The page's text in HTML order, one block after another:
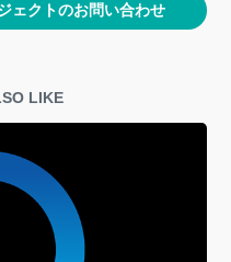
クトのお問い合わせ
LIKE